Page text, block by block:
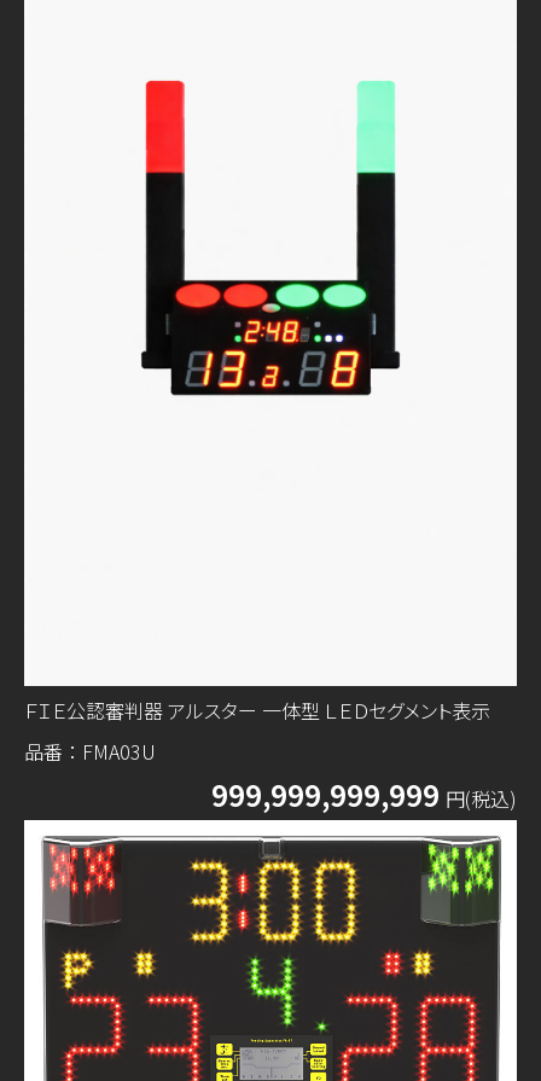
ＦＩＥ公認審判器 アルスター 一体型 ＬＥＤセグメント表示
品番：FMA03U
999,999,999,999 円(税込)